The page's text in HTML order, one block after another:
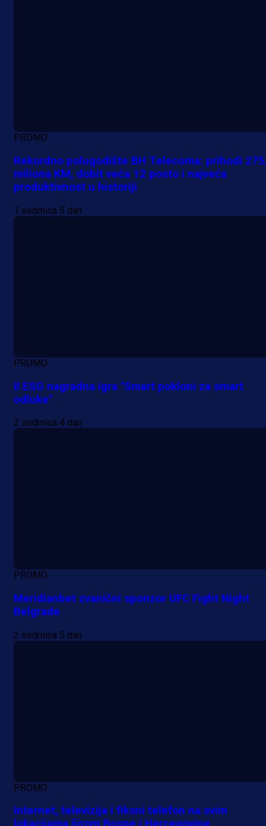
PROMO
Rekordno polugodište BH Telecoma: prihodi
miliona KM, dobit veća 12 posto i najveća
produktivnost u historiji
1 sedmica 5 dan
PROMO
II ESG nagradna igra "Smart pokloni za smart
odluke"
2 sedmica 4 dan
PROMO
Meridianbet zvanični sponzor UFC Fight Night
Belgrade
2 sedmica 5 dan
PROMO
Internet, televizija i fiksni telefon na svim